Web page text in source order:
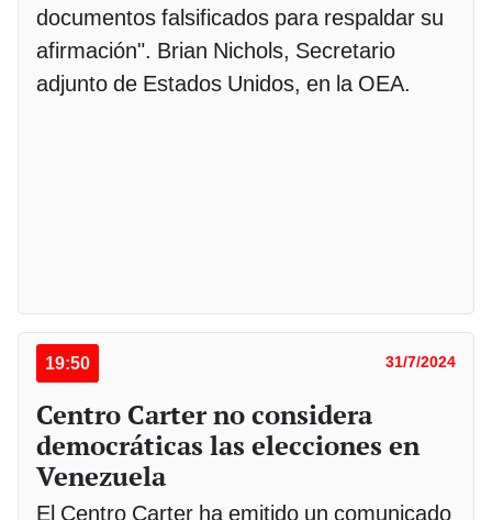
documentos falsificados para respaldar su
afirmación". Brian Nichols, Secretario
adjunto de Estados Unidos, en la OEA.
19:50 31/7/2024
Centro Carter no considera
democráticas las elecciones en
Venezuela
El Centro Carter ha emitido un comunicado